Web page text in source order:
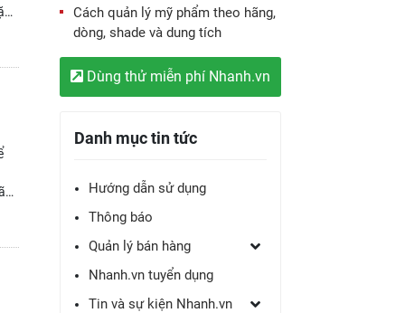
Cách quản lý mỹ phẩm theo hãng,
dòng, shade và dung tích
Dùng thử miễn phí Nhanh.vn
Danh mục tin tức
Hướng dẫn sử dụng
Thông báo
Quản lý bán hàng
Nhanh.vn tuyển dụng
Tin và sự kiện Nhanh.vn